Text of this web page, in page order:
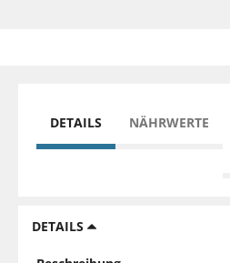
DETAILS NÄHRWERTE
DETAILS